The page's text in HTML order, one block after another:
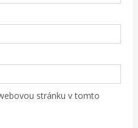
stránku v tomto